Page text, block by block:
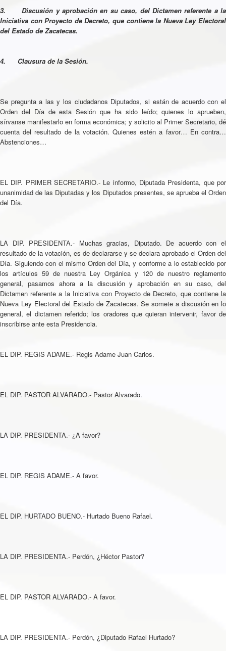
3. Discusión y aprobación en su caso, del Dictamen referente a la
Iniciativa con Proyecto de Decreto, que contiene la Nueva Ley Electoral
del Estado de Zacatecas.
4. Clausura de la Sesión.
Se pregunta a las y los ciudadanos Diputados, si están de acuerdo con el
Orden del Día de esta Sesión que ha sido leído; quienes lo aprueben,
sírvanse manifestarlo en forma económica; y solicito al Primer Secretario, dé
cuenta del resultado de la votación. Quienes estén a favor… En contra…
Abstenciones…
EL DIP. PRIMER SECRETARIO.- Le informo, Diputada Presidenta, que por
unanimidad de las Diputadas y los Diputados presentes, se aprueba el Orden
del Día.
LA DIP. PRESIDENTA.- Muchas gracias, Diputado. De acuerdo con el
resultado de la votación, es de declararse y se declara aprobado el Orden del
Día. Siguiendo con el mismo Orden del Día, y conforme a lo establecido por
los artículos 59 de nuestra Ley Orgánica y 120 de nuestro reglamento
general, pasamos ahora a la discusión y aprobación en su caso, del
Dictamen referente a la Iniciativa con Proyecto de Decreto, que contiene la
Nueva Ley Electoral del Estado de Zacatecas. Se somete a discusión en lo
general, el dictamen referido; los oradores que quieran intervenir, favor de
inscribirse ante esta Presidencia.
EL DIP. REGIS ADAME.- Regis Adame Juan Carlos.
EL DIP. PASTOR ALVARADO.- Pastor Alvarado.
LA DIP. PRESIDENTA.- ¿A favor?
EL DIP. REGIS ADAME.- A favor.
EL DIP. HURTADO BUENO.- Hurtado Bueno Rafael.
LA DIP. PRESIDENTA.- Perdón, ¿Héctor Pastor?
EL DIP. PASTOR ALVARADO.- A favor.
LA DIP. PRESIDENTA.- Perdón, ¿Diputado Rafael Hurtado?